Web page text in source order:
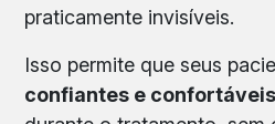
praticamente invisíveis.
Isso permite que seus
confiantes e confortáveis